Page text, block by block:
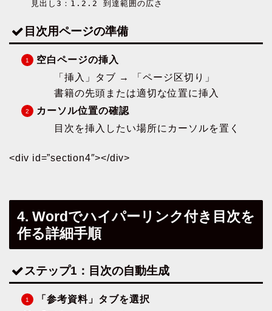
    見出し3：1.2.2 到達範囲の広さ
目次用ページの準備
空白ページの挿入
「挿入」タブ → 「ページ区切り」
書籍の先頭または適切な位置に挿入
カーソル位置の確認
目次を挿入したい場所にカーソルを置く
<div id=”section4″></div>
4. Wordでハイパーリンク付き目次を
作る詳細手順
ステップ1：目次の自動生成
「参考資料」タブを選択